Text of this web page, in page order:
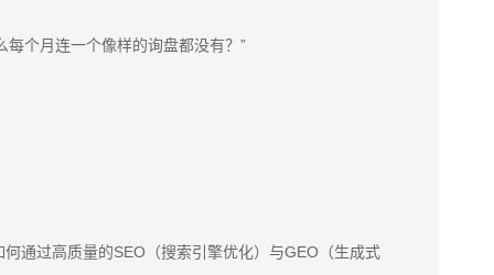
个月连一个像样的询盘都没有？”
通过高质量的SEO（搜索引擎优化）与GEO（生成式